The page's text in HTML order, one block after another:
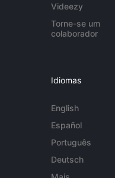
Videezy
Torne-se um
colaborador
Idiomas
English
Español
Português
Deutsch